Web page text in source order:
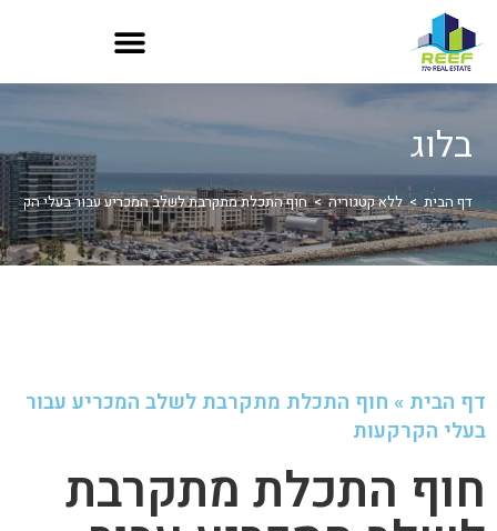
בלוג
דף הבית > ללא קטגוריה > חוף התכלת מתקרבת לשלב המכריע עבור בעלי
דף הבית » חוף התכלת מתקרבת לשלב המכריע עבור
בעלי הקרקעות
חוף התכלת מתקרבת